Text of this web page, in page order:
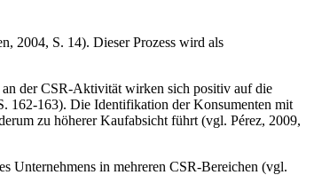
2004, S. 14). Dieser Prozess wird als
an der CSR-Aktivität wirken sich positiv auf die
162-163). Die Identifikation der Konsumenten mit
zu höherer Kaufabsicht führt (vgl. Pérez, 2009,
Unternehmens in mehreren CSR-Bereichen (vgl.